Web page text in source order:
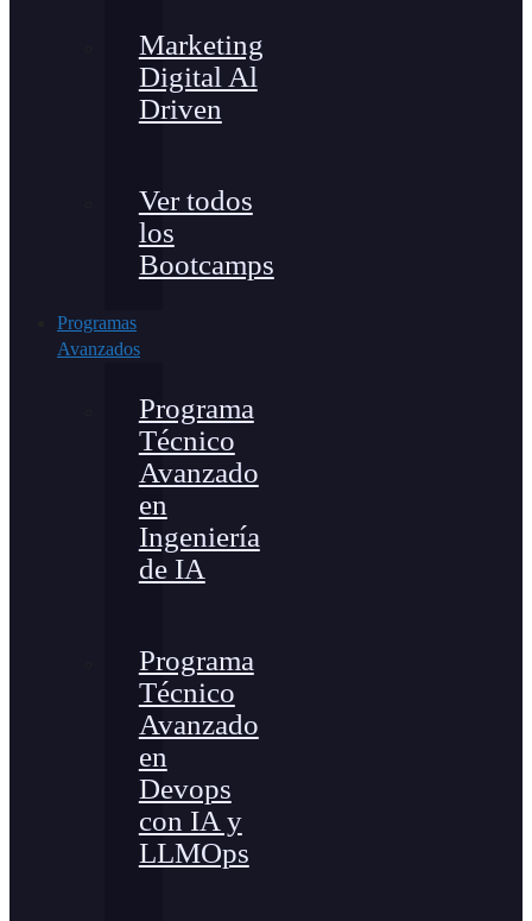
Marketing
Digital Al
Driven
Ver todos
los
Bootcamps
Programas
Avanzados
Programa
Técnico
Avanzado
en
Ingeniería
de IA
Programa
Técnico
Avanzado
en
Devops
con IA y
LLMOps